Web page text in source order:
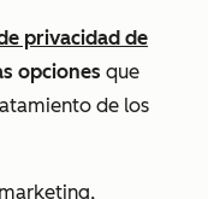
privacidad de
opciones que
de los
marketing,